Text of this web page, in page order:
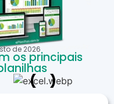
de 2026
os principais